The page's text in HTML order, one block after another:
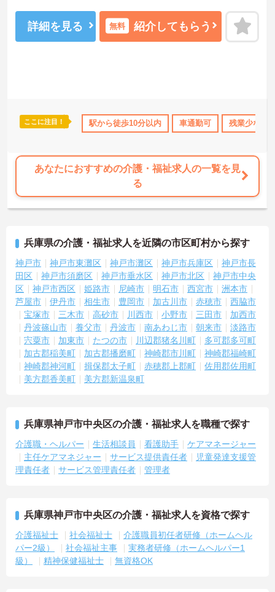
無資格OK 資格取得サポート 社会保険完備 交通費支給
詳細を見る 無料 紹介してもらう
ここに注目！ 駅から徒歩10分以内 車通勤可 残業少なめ
あなたにおすすめの介護・福祉求人の一覧を見
る
兵庫県の介護・福祉求人を近隣の市区町村から探す
神戸市 神戸市東灘区 神戸市灘区 神戸市兵庫区
神戸市長
田区
神戸市須磨区 神戸市垂水区 神戸市北区
神戸市中央
区
神戸市西区 姫路市 尼崎市 明石市 西宮市
洲本市
芦屋市
伊丹市 相生市 豊岡市 加古川市 赤穂市
西脇市
宝塚市
三木市 高砂市 川西市 小野市 三田市
加西市
丹波篠山市
養父市 丹波市 南あわじ市 朝来市
淡路市
宍粟市
加東市 たつの市 川辺郡猪名川町
多可郡多可町
加古郡稲美町
加古郡播磨町 神崎郡市川町
神崎郡福崎町
神崎郡神河町
揖保郡太子町 赤穂郡上郡町
佐用郡佐用町
美方郡香美町
美方郡新温泉町
兵庫県神戸市中央区の介護・福祉求人を職種で探す
介護職・ヘルパー 生活相談員 看護助手
ケアマネージャー
主任ケアマネジャー
サービス提供責任者
児童発達支援管
理責任者
サービス管理責任者 管理者
兵庫県神戸市中央区の介護・福祉求人を資格で探す
介護福祉士 社会福祉士
介護職員初任者研修（ホームヘル
パー2級）
社会福祉主事
実務者研修（ホームヘルパー1
級）
精神保健福祉士 無資格OK